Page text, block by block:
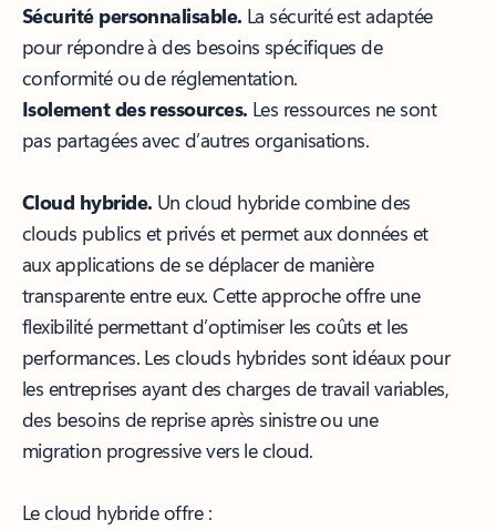
Sécurité personnalisable. La sécurité est adaptée
pour répondre à des besoins spécifiques de
conformité ou de réglementation.
Isolement des ressources. Les ressources ne sont
pas partagées avec d’autres organisations.
Cloud hybride. Un cloud hybride combine des
clouds publics et privés et permet aux données et
aux applications de se déplacer de manière
transparente entre eux. Cette approche offre une
flexibilité permettant d’optimiser les coûts et les
performances. Les clouds hybrides sont idéaux pour
les entreprises ayant des charges de travail variables,
des besoins de reprise après sinistre ou une
migration progressive vers le cloud.
Le cloud hybride offre :